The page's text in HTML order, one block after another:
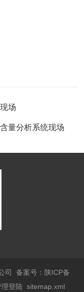
场
量分析系统现场
公司备案号：陕ICP备
理登陆 sitemap.xml